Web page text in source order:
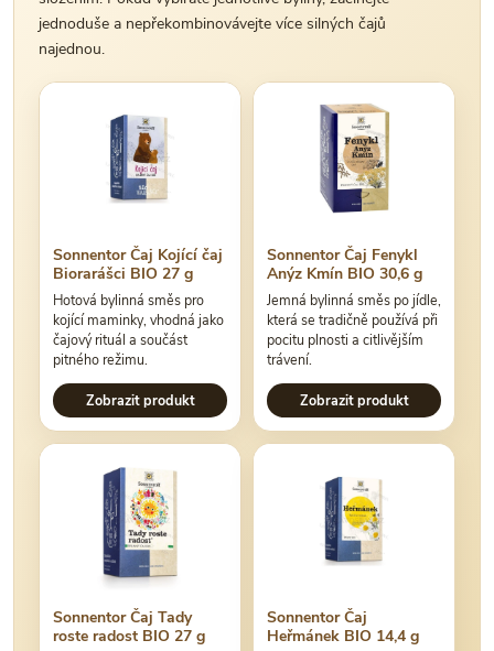
jednoduše a nepřekombinovávejte více silných čajů
najednou.
Sonnentor Čaj Kojící čaj
Biorarášci BIO 27 g
Hotová bylinná směs pro
kojící maminky, vhodná jako
čajový rituál a součást
pitného režimu.
Zobrazit produkt
Sonnentor Čaj Fenykl
Anýz Kmín BIO 30,6 g
Jemná bylinná směs po jídle,
která se tradičně používá při
pocitu plnosti a citlivějším
trávení.
Zobrazit produkt
Sonnentor Čaj Tady
roste radost BIO 27 g
Sonnentor Čaj
Heřmánek BIO 14,4 g